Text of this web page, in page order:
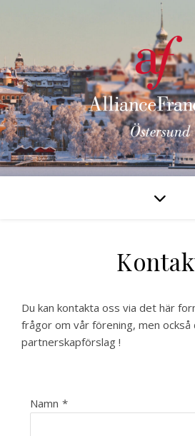
Du kan kontakta oss via det här
frågor om vår förening, men också
partnerskapförslag !
Namn *